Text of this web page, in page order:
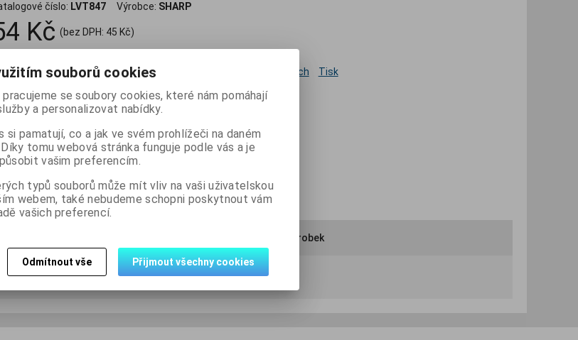
číslo: LVT847 Výrobce: SHARP
Kč (bez DPH: 45 Kč)

ks Koupit Přidat do oblíbených Tisk
34 ks
Doporučit výrobek
souborů cookies
pracujeme se soubory cookies, které nám pomáhají
a personalizovat nabídky.
si pamatují, co a jak ve svém prohlížeči na daném
tomu webová stránka funguje podle vás a je
vašim preferencím.
typů souborů může mít vliv na vaši uživatelskou
webem, také nebudeme schopni poskytnout vám
vašich preferencí.
Odmítnout vše Přijmout všechny cookies